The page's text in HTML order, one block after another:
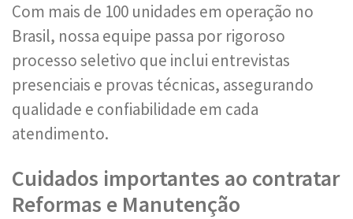
Com mais de 100 unidades em operação no
Brasil, nossa equipe passa por rigoroso
processo seletivo que inclui entrevistas
presenciais e provas técnicas, assegurando
qualidade e confiabilidade em cada
atendimento.
Cuidados importantes ao contratar
Reformas e Manutenção